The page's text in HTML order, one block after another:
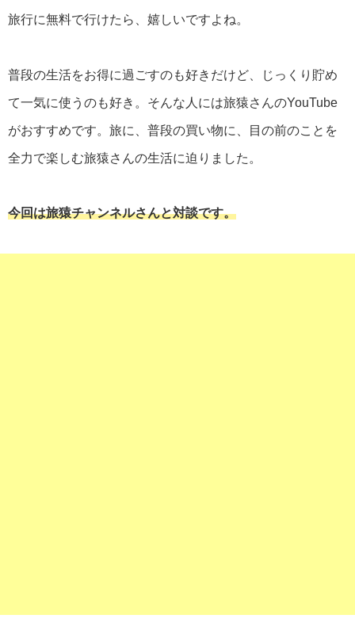
旅行に無料で行けたら、嬉しいですよね。
普段の生活をお得に過ごすのも好きだけど、じっくり貯め
て一気に使うのも好き。そんな人には旅猿さんのYouTube
がおすすめです。旅に、普段の買い物に、目の前のことを
全力で楽しむ旅猿さんの生活に迫りました。
今回は旅猿チャンネルさんと対談です。